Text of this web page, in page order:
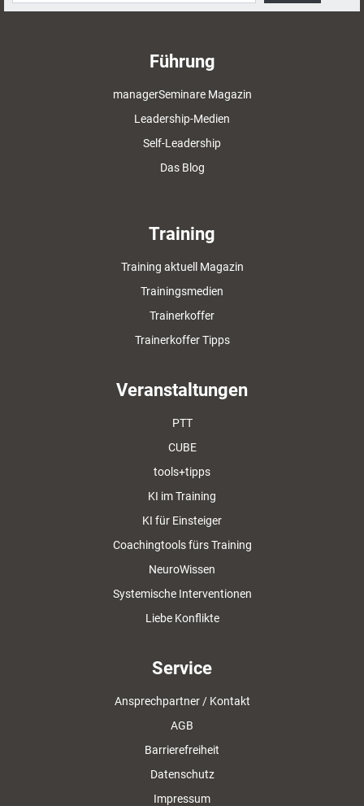
Führung
managerSeminare Magazin
Leadership-Medien
Self-Leadership
Das Blog
Training
Training aktuell Magazin
Trainingsmedien
Trainerkoffer
Trainerkoffer Tipps
Veranstaltungen
PTT
CUBE
tools+tipps
KI im Training
KI für Einsteiger
Coachingtools fürs Training
NeuroWissen
Systemische Interventionen
Liebe Konflikte
Service
Ansprechpartner / Kontakt
AGB
Barrierefreiheit
Datenschutz
Impressum